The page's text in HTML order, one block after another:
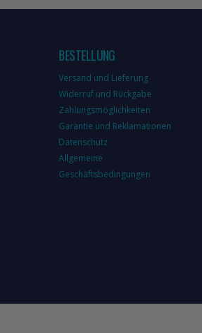
BESTELLUNG
Versand und Lieferung
Widerruf und Rückgabe
Zahlungsmöglichkeiten
Garantie und Reklamationen
Datenschutz
Allgemeine
Geschäftsbedingungen